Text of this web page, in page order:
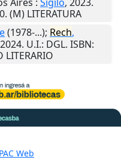
Aires : Sigilo, 2023.
(M) LITERATURA
(1978-...); Rech,
2024. U.I.: DGL. ISBN:
LITERARIO
Web